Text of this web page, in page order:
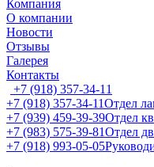
Компания
О компании
Новости
Отзывы
Галерея
Контакты
+7 (918) 357-34-11
+7 (918) 357-34-11Отдел
+7 (939) 459-39-39Отдел
+7 (983) 575-39-81Отдел
+7 (918) 993-05-05